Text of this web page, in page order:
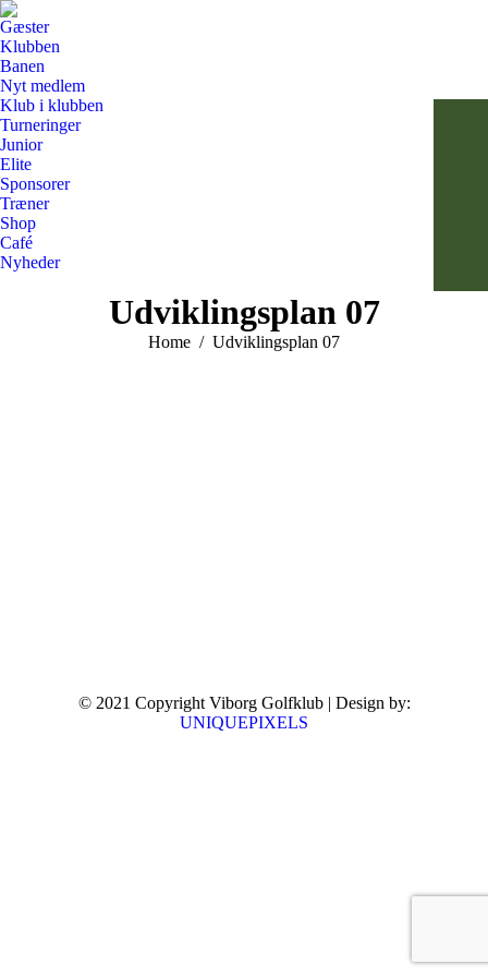
Gæster
Klubben
Banen
Nyt medlem
Klub i klubben
Turneringer
Junior
Elite
Sponsorer
Træner
Shop
Café
Nyheder
Udviklingsplan 07
You are here:
Home Udviklingsplan 07
© 2021 Copyright Viborg Golfklub | Design by:
UNIQUEPIXELS